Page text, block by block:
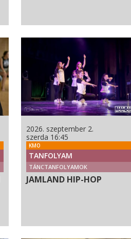
2026. szeptember 2.
szerda 16:45
KMO
TANFOLYAM
TÁNCTANFOLYAMOK
JAMLAND HIP-HOP